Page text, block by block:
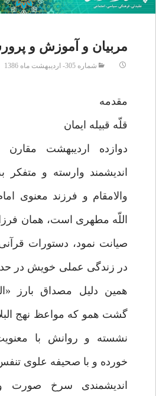
مربيان و آموزش و
شماره 305- ارديبهشت ماه 1386
مقدمه
قلّه قبيله ايمان‏
دوازده ارديبهشت
انديشمند وارسته و
والامقام و فرزند معنوى
اللّه مطهرى است، همان
صيانت نمود، دستورات
در زندگى عملى خويش در حد
همين دليل مصداق بارز
گشت همو كه مواعظ نهج
نشسته و روانش با معنويت
خورده و با صحيفه علوى
انديشمندى سرخ